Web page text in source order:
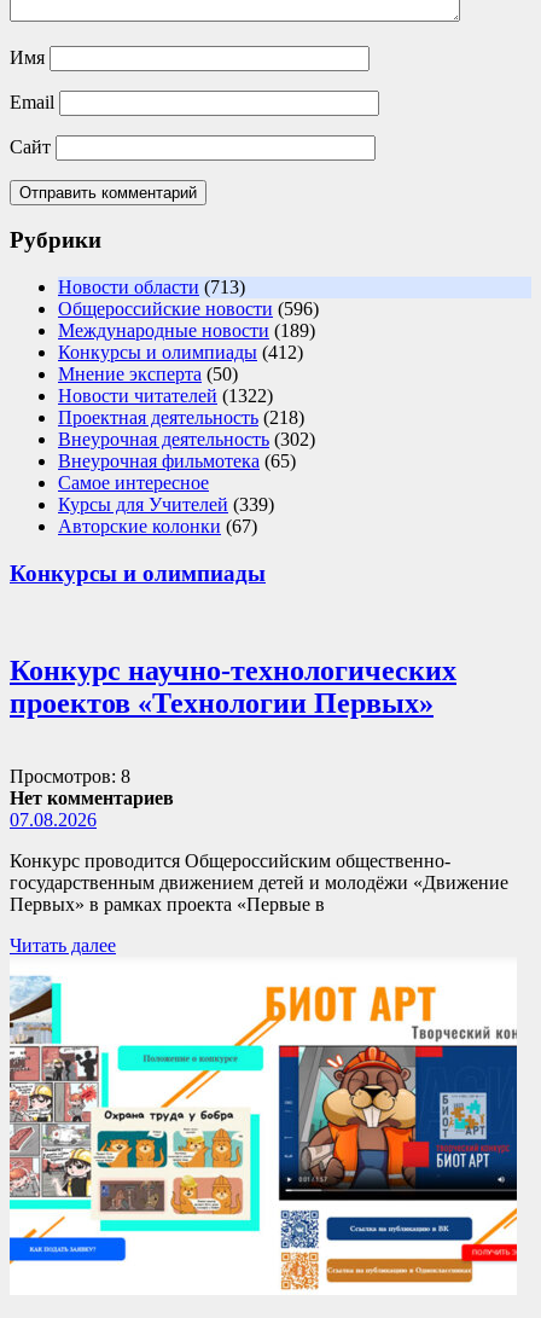
Имя
Email
Сайт
Рубрики
Новости области (713)
Общероссийские новости (596)
Международные новости (189)
Конкурсы и олимпиады (412)
Мнение эксперта (50)
Новости читателей (1322)
Проектная деятельность (218)
Внеурочная деятельность (302)
Внеурочная фильмотека (65)
Самое интересное
Курсы для Учителей (339)
Авторские колонки (67)
Конкурсы и олимпиады
Конкурс научно-технологических
проектов «Технологии Первых»
Просмотров: 8
Нет комментариев
07.08.2026
Конкурс проводится Общероссийским общественно-
государственным движением детей и молодёжи «Движение
Первых» в рамках проекта «Первые в
Читать далее